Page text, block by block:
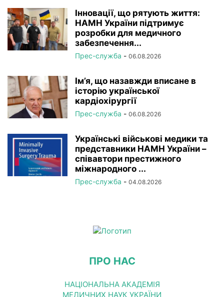
Інновації, що рятують життя:
НАМН України підтримує
розробки для медичного
забезпечення...
Прес-служба - 06.08.2026
Ім’я, що назавжди вписане в
історію української
кардіохірургії
Прес-служба - 06.08.2026
Українські військові медики та
представники НАМН України –
співавтори престижного
міжнародного ...
Прес-служба - 04.08.2026
ПРО НАС
НАЦІОНАЛЬНА АКАДЕМІЯ
МЕДИЧНИХ НАУК УКРАЇНИ